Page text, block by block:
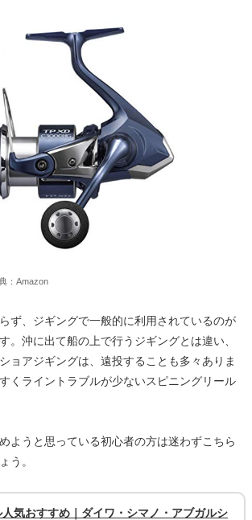
：Amazon
ず、ジギングで一般的に利用されているのが
。沖に出て船の上で行うジギングとは違い、
ョアジギングは、遠投することも多々ありま
くライントラブルが少ないスピニングリール
ようと思っている初心者の方は迷わずこちら
う。
気おすすめ｜ダイワ・シマノ・アブガルシ